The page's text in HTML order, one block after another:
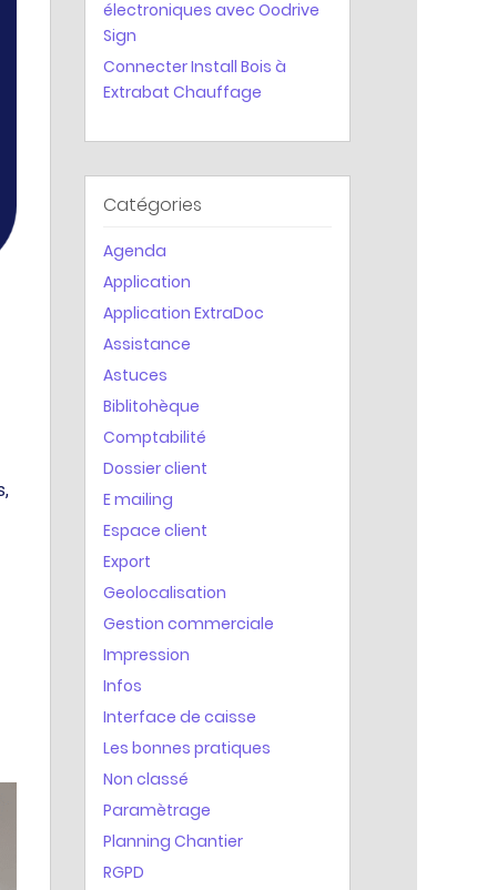
Statistiques
électroniques avec Oodrive
Sign
Connecter Install Bois à
Extrabat Chauffage
Catégories
Agenda
Application
Application ExtraDoc
Assistance
Astuces
Biblitohèque
Comptabilité
Dossier client
E mailing
Espace client
Export
Geolocalisation
Gestion commerciale
Impression
Infos
Interface de caisse
Les bonnes pratiques
Non classé
Paramètrage
Planning Chantier
RGPD